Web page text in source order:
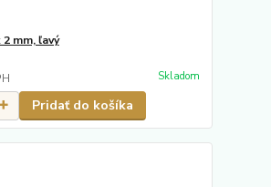
mm, ľavý
Skladom
Pridať do košíka